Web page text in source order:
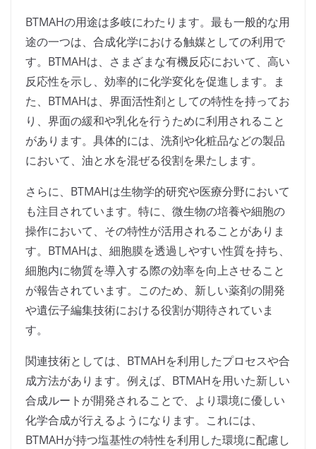
BTMAHの用途は多岐にわたります。最も一般的な用
途の一つは、合成化学における触媒としての利用で
す。BTMAHは、さまざまな有機反応において、高い
反応性を示し、効率的に化学変化を促進します。ま
た、BTMAHは、界面活性剤としての特性を持ってお
り、界面の緩和や乳化を行うために利用されること
があります。具体的には、洗剤や化粧品などの製品
において、油と水を混ぜる役割を果たします。
さらに、BTMAHは生物学的研究や医療分野において
も注目されています。特に、微生物の培養や細胞の
操作において、その特性が活用されることがありま
す。BTMAHは、細胞膜を透過しやすい性質を持ち、
細胞内に物質を導入する際の効率を向上させること
が報告されています。このため、新しい薬剤の開発
や遺伝子編集技術における役割が期待されていま
す。
関連技術としては、BTMAHを利用したプロセスや合
成方法があります。例えば、BTMAHを用いた新しい
合成ルートが開発されることで、より環境に優しい
化学合成が行えるようになります。これには、
BTMAHが持つ塩基性の特性を利用した環境に配慮し